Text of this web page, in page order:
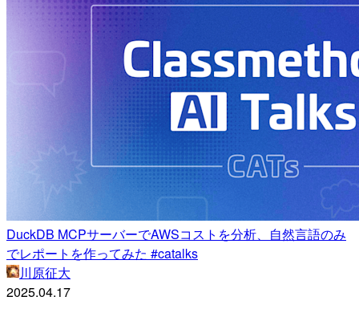
DuckDB MCPサーバーでAWSコストを分析、自然言語のみ
でレポートを作ってみた #catalks
川原征大
2025.04.17